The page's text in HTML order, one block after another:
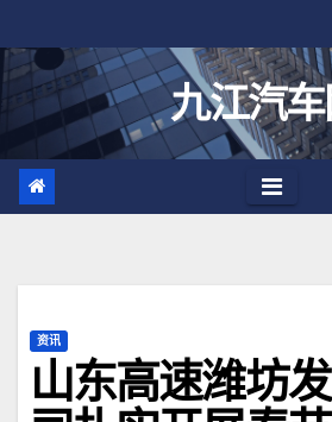
至
九江汽车
资讯
山东高速潍坊